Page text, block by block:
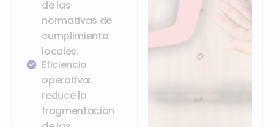
de las
normativas de
cumplimiento
locales.
Eficiencia
operativa:
reduce la
fragmentación